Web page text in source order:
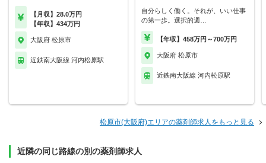
【月収】28.0万円
【年収】434万円
大阪府 松原市
近鉄南大阪線 河内松原駅
自分らしく働く。それが、いい仕事
の第一歩。選択的週…
【年収】458万円～700万円
大阪府 松原市
近鉄南大阪線 河内松原駅
松原市(大阪府)エリアの薬剤師求人をもっと見る
近隣の同じ路線の別の薬剤師求人